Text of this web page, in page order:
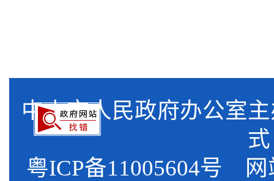
中山市人民政府办公
式
粤ICP备11005604号 网